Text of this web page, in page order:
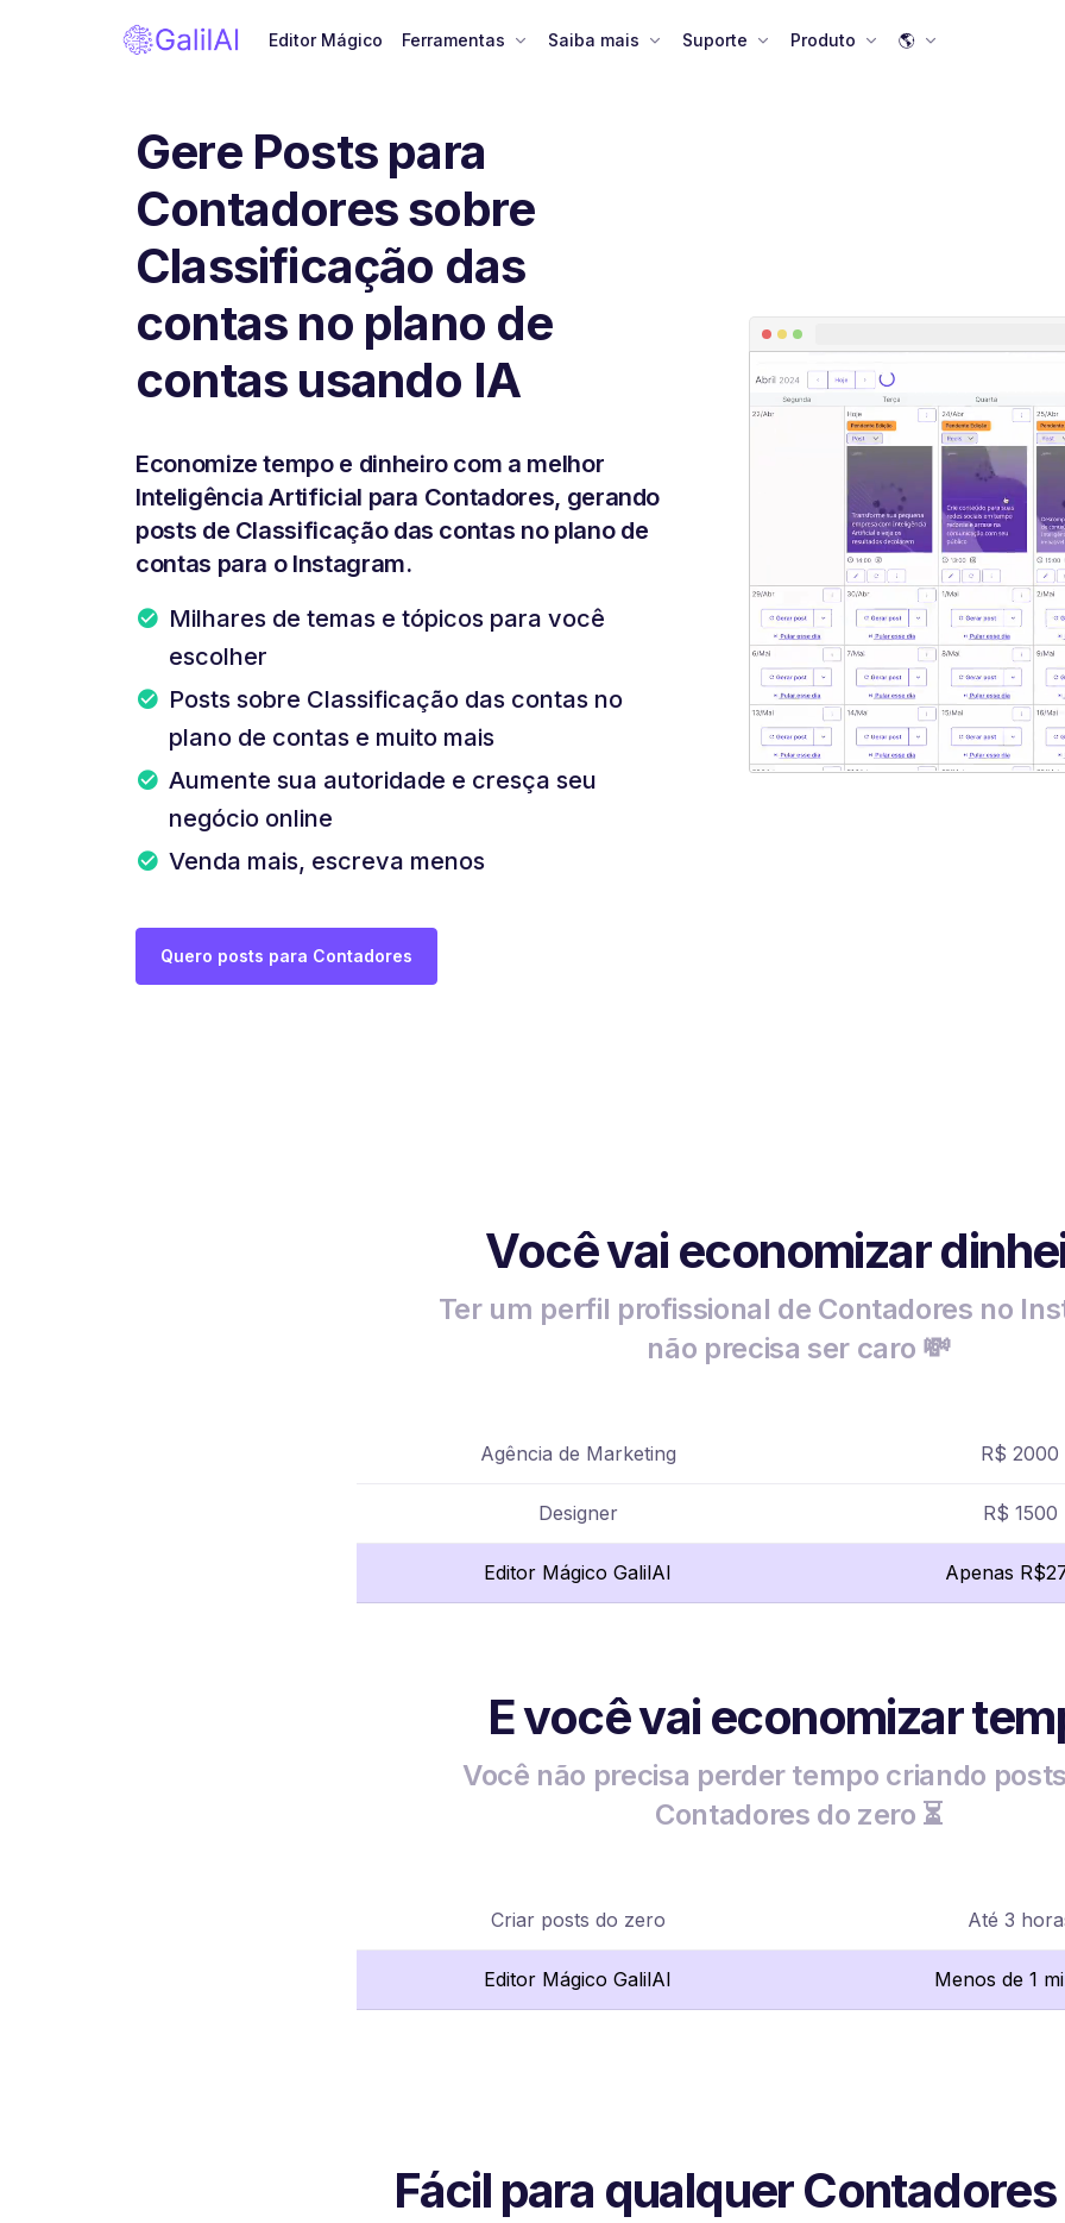
Editor Mágico Ferramentas Saiba mais Suporte Produto 🌎
Gere Posts para
Contadores sobre
Classificação das
contas no plano de
contas usando IA
Economize tempo e dinheiro com a melhor
Inteligência Artificial para Contadores, gerando
posts de Classificação das contas no plano de
contas para o Instagram.
Milhares de temas e tópicos para você
escolher
Posts sobre Classificação das contas no
plano de contas e muito mais
Aumente sua autoridade e cresça seu
negócio online
Venda mais, escreva menos
Quero posts para Contadores
Você vai economizar
Ter um perfil profissional de Contadores no
não precisa ser caro 💸
Agência de Marketing R$ 2000
Designer R$ 1500
Editor Mágico GalilAI Apenas
E você vai economizar
Você não precisa perder tempo criando
Contadores do zero ⏳
Criar posts do zero Até 3
Editor Mágico GalilAI Menos de 1
Fácil para qualquer